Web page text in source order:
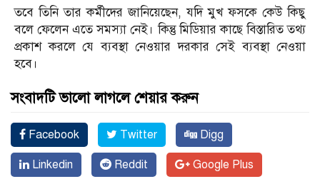
তবে তিনি তার কর্মীদের জানিয়েছেন, যদি মুখ ফসকে কেউ কিছু
বলে ফেলেন এতে সমস্যা নেই। কিন্তু মিডিয়ার কাছে বিস্তারিত তথ্য
প্রকাশ করলে যে ব্যবস্থা নেওয়ার দরকার সেই ব্যবস্থা নেওয়া
হবে।
সংবাদটি ভালো লাগলে শেয়ার করুন
Facebook Twitter Digg
Linkedin Reddit Google Plus